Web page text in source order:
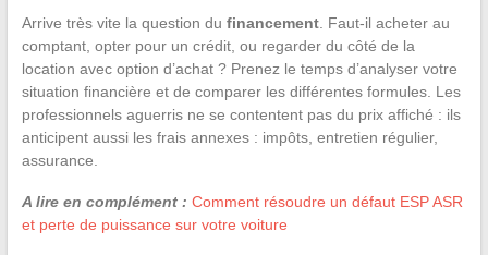
Arrive très vite la question du financement. Faut-il acheter au
comptant, opter pour un crédit, ou regarder du côté de la
location avec option d’achat ? Prenez le temps d’analyser votre
situation financière et de comparer les différentes formules. Les
professionnels aguerris ne se contentent pas du prix affiché : ils
anticipent aussi les frais annexes : impôts, entretien régulier,
assurance.
A lire en complément : Comment résoudre un défaut ESP ASR
et perte de puissance sur votre voiture